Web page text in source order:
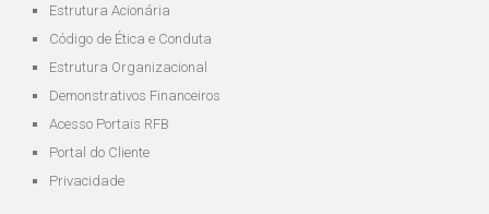
Estrutura Acionária
Código de Ética e Conduta
Estrutura Organizacional
Demonstrativos Financeiros
Acesso Portais RFB
Portal do Cliente
Privacidade